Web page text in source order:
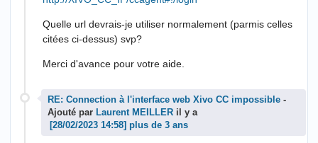
Quelle url devrais-je utiliser normalement (parmis celles
citées ci-dessus) svp?
Merci d'avance pour votre aide.
RE: Connection à l'interface web Xivo CC impossible -
Ajouté par Laurent MEILLER il y a
plus de 3 ans